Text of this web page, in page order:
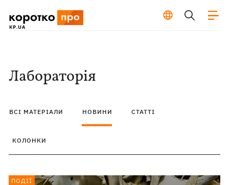
Лабораторія
ВСІ МАТЕРІАЛИ НОВИНИ СТАТТІ
КОЛОНКИ
ПОДІЇ